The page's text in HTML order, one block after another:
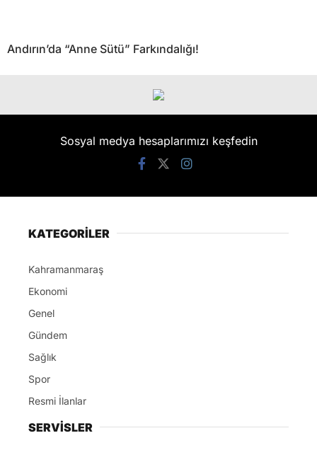
Andırın’da “Anne Sütü” Farkındalığı!
Sosyal medya hesaplarımızı keşfedin
KATEGORİLER
Kahramanmaraş
Ekonomi
Genel
Gündem
Sağlık
Spor
Resmi İlanlar
SERVİSLER